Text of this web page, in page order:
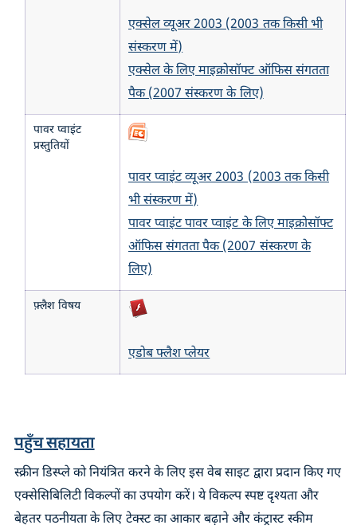
एक्सेल व्यूअर 2003 (2003 तक किसी भी
संस्करण में)
एक्सेल के लिए माइक्रोसॉफ्ट ऑफिस संगतता
पैक (2007 संस्करण के लिए)
पावर प्वाइंट
प्रस्तुतियों
पावर प्वाइंट व्यूअर 2003 (2003 तक किसी
भी संस्करण में)
पावर प्वाइंट पावर प्वाइंट के लिए माइक्रोसॉफ्ट
ऑफिस संगतता पैक (2007 संस्करण के
लिए)
फ़्लैश विषय
एडोब फ्लैश प्लेयर
पहुँच सहायता
स्क्रीन डिस्प्ले को नियंत्रित करने के लिए इस वेब साइट द्वारा प्रदान किए गए
एक्सेसिबिलिटी विकल्पों का उपयोग करें। ये विकल्प स्पष्ट दृश्यता और
बेहतर पठनीयता के लिए टेक्स्ट का आकार बढ़ाने और कंट्रास्ट स्कीम